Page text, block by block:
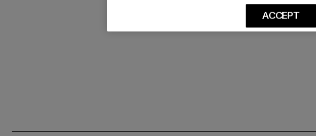
ACCEPT